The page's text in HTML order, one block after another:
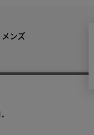
メンズ